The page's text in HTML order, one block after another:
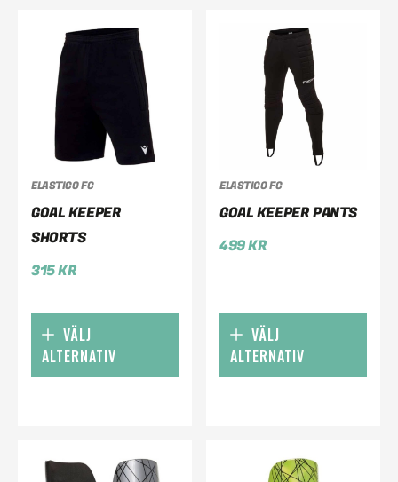
ELASTICO FC
GOAL KEEPER
SHORTS
315KR
VÄLJ
ALTERNATIV
ELASTICO FC
GOAL KEEPER PANTS
499KR
VÄLJ
ALTERNATIV